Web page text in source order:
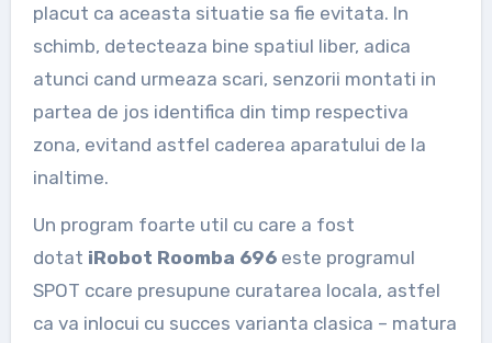
placut ca aceasta situatie sa fie evitata. In
schimb, detecteaza bine spatiul liber, adica
atunci cand urmeaza scari, senzorii montati in
partea de jos identifica din timp respectiva
zona, evitand astfel caderea aparatului de la
inaltime.
Un program foarte util cu care a fost
dotat iRobot Roomba 696 este programul
SPOT ccare presupune curatarea locala, astfel
ca va inlocui cu succes varianta clasica – matura